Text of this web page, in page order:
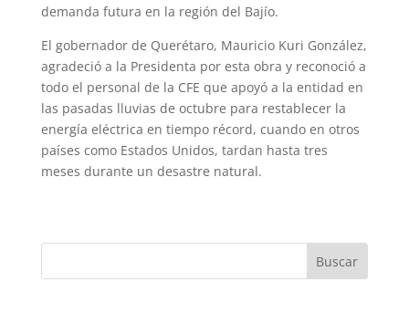
demanda futura en la región del Bajío.
El gobernador de Querétaro, Mauricio Kuri González,
agradeció a la Presidenta por esta obra y reconoció a
todo el personal de la CFE que apoyó a la entidad en
las pasadas lluvias de octubre para restablecer la
energía eléctrica en tiempo récord, cuando en otros
países como Estados Unidos, tardan hasta tres
meses durante un desastre natural.
Buscar